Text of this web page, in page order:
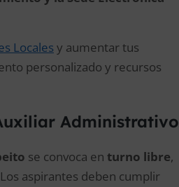
Locales y aumentar tus
personalizado y recursos
Administrativo
se convoca en turno libre,
aspirantes deben cumplir